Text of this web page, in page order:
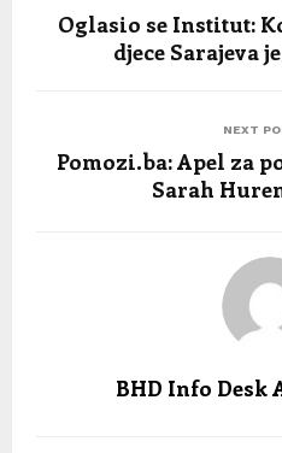
Oglasio se Institut:
djece Sarajeva
NEXT
Pomozi.ba: Apel za
Sarah
BHD Info